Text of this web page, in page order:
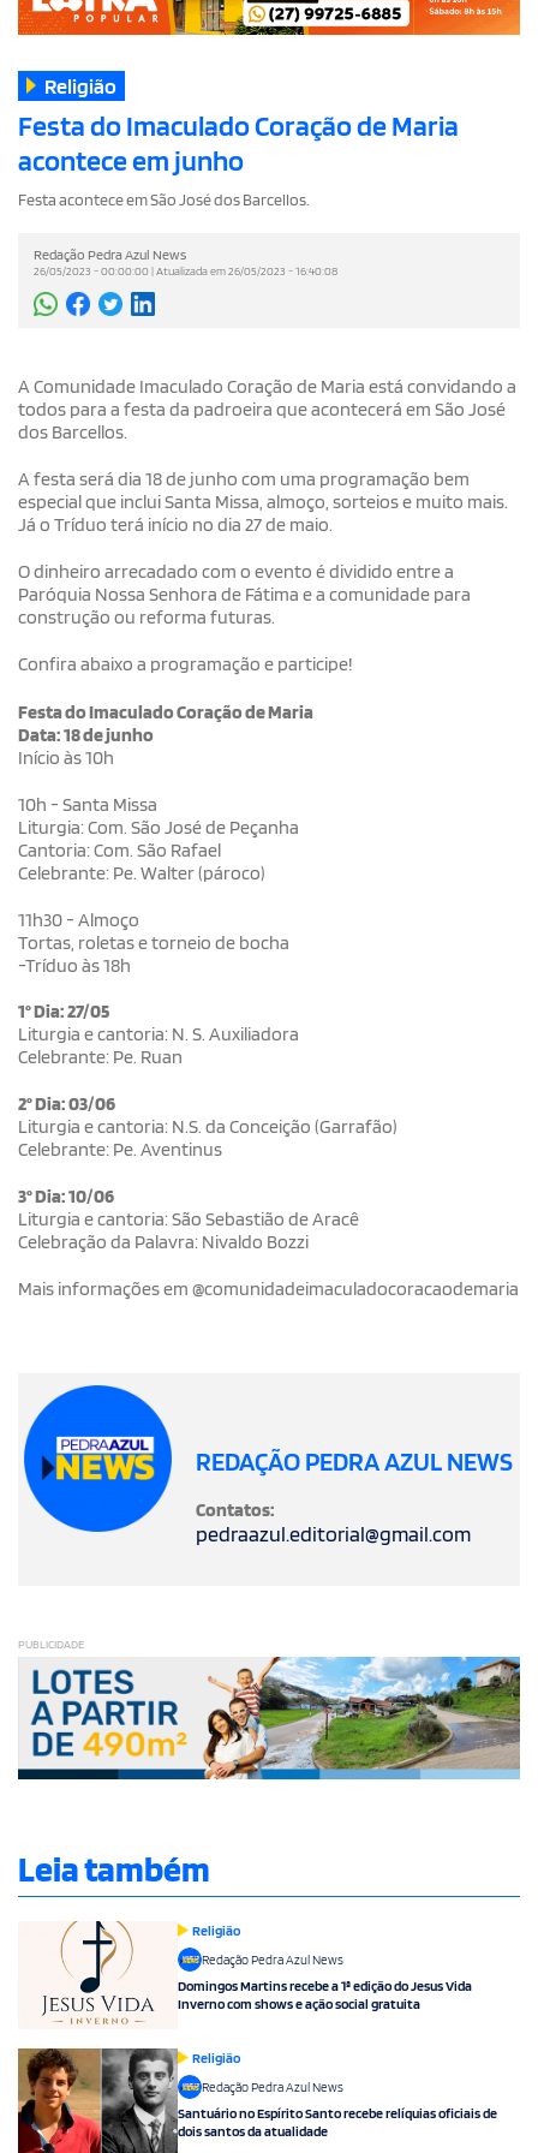
Religião
Festa do Imaculado Coração de Maria
acontece em junho
Festa acontece em São José dos Barcellos.
Redação Pedra Azul News
26/05/2023 - 00:00:00 | Atualizada em 26/05/2023 - 16:40:08
A Comunidade Imaculado Coração de Maria está convidando a
todos para a festa da padroeira que acontecerá em São José
dos Barcellos.
A festa será dia 18 de junho com uma programação bem
especial que inclui Santa Missa, almoço, sorteios e muito mais.
Já o Tríduo terá início no dia 27 de maio.
O dinheiro arrecadado com o evento é dividido entre a
Paróquia Nossa Senhora de Fátima e a comunidade para
construção ou reforma futuras.
Confira abaixo a programação e participe!
Festa do Imaculado Coração de Maria
Data: 18 de junho
Início às 10h
10h - Santa Missa
Liturgia: Com. São José de Peçanha
Cantoria: Com. São Rafael
Celebrante: Pe. Walter (pároco)
11h30 - Almoço
Tortas, roletas e torneio de bocha
-Tríduo às 18h
1° Dia: 27/05
Liturgia e cantoria: N. S. Auxiliadora
Celebrante: Pe. Ruan
2° Dia: 03/06
Liturgia e cantoria: N.S. da Conceição (Garrafão)
Celebrante: Pe. Aventinus
3° Dia: 10/06
Liturgia e cantoria: São Sebastião de Aracê
Celebração da Palavra: Nivaldo Bozzi
Mais informações em @comunidadeimaculadocoracaodemaria
REDAÇÃO PEDRA AZUL NEWS
Contatos:
pedraazul.editorial@gmail.com
PUBLICIDADE
Leia também
Religião
Redação Pedra Azul News
Domingos Martins recebe a 1ª edição do Jesus Vida
Inverno com shows e ação social gratuita
Religião
Redação Pedra Azul News
Santuário no Espírito Santo recebe relíquias oficiais de
dois santos da atualidade